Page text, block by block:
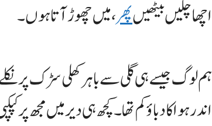
اچھا چلیں بیٹھیںپھر، میں چھوڑ آتا ہوں۔
ہم لوگ جیسے ہی گلی سے باہر کھلی سڑک پر
اندر ہوا کا دباؤ کم تھا۔ کچھ ہی دیر میں مجھ